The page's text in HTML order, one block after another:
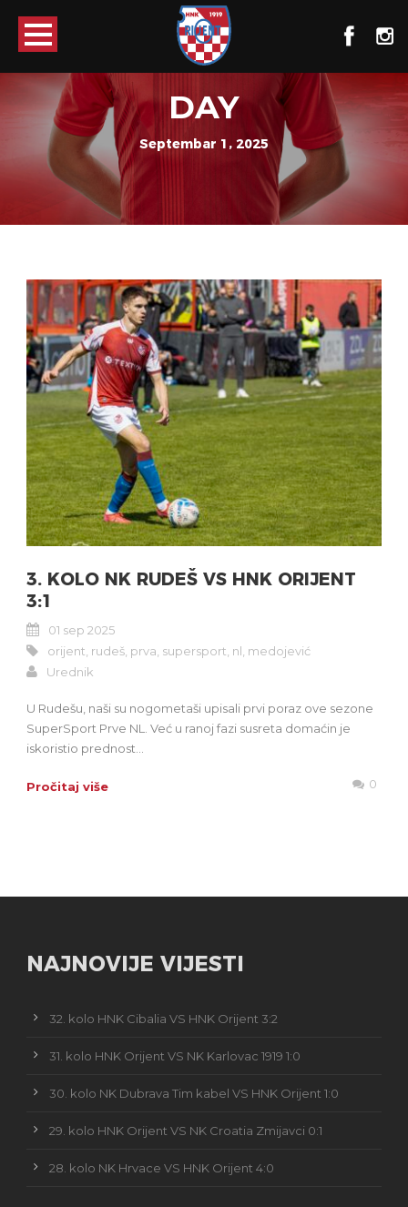
DAY
Septembar 1, 2025
3. KOLO NK RUDEŠ VS HNK ORIJENT
3:1
01 sep 2025
orijent rudeš prva supersport nl medojević
Urednik
U Rudešu, naši su nogometaši upisali prvi poraz ove sezone
SuperSport Prve NL. Već u ranoj fazi susreta domaćin je
iskoristio prednost...
Pročitaj više 0
NAJNOVIJE VIJESTI
32. kolo HNK Cibalia VS HNK Orijent 3:2
31. kolo HNK Orijent VS NK Karlovac 1919 1:0
30. kolo NK Dubrava Tim kabel VS HNK Orijent 1:0
29. kolo HNK Orijent VS NK Croatia Zmijavci 0:1
28. kolo NK Hrvace VS HNK Orijent 4:0